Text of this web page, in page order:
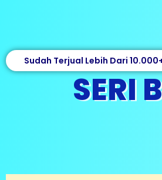
Sudah Terjual Lebih Dari
SERI